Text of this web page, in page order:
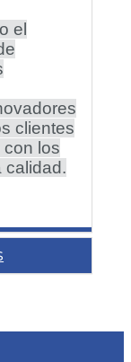
el
clientes
con los
calidad.